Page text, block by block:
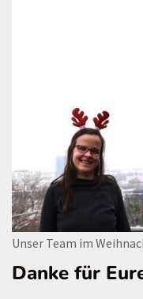
Unser Team im
Danke für